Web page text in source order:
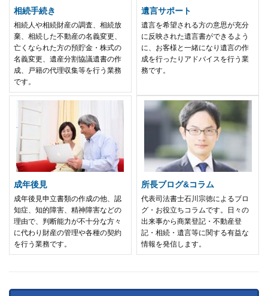
相続手続き
相続人や相続財産の調査、相続放
棄、相続した不動産の名義変更、
亡くなられた方の預貯金・株式の
名義変更、遺産分割協議遺書の作
成、戸籍の代理収集等を行う業務
です。
遺言サポート
遺言を希望される方の意思が充分
に反映された遺言書ができるよう
に、お客様と一緒になり遺言の作
成を行ったりアドバイスを行う業
務です。
成年後見
成年後見申立書類の作成の他、認
知症、知的障害、精神障害などの
理由で、判断能力が不十分な方々
に代わり財産の管理や各種の契約
を行う業務です。
所長ブログ&コラム
代表司法書士石川宗徳によるブロ
グ・お役立ちコラムです。日々の
出来事から商業登記・不動産登
記・相続・遺言等に関する有益な
情報を発信します。